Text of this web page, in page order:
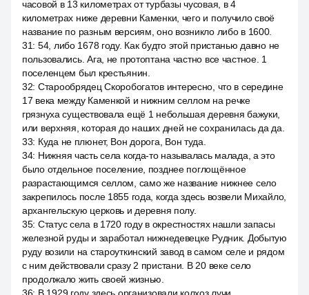
часовой в 13 километрах от турбазы чусовая, в 4
километрах ниже деревни Каменки, чего и получило своё
название по разным версиям, оно возникло либо в 1600.
31: 54, либо 1678 году. Как будто этой пристанью давно не
пользовались. Ага, не протоптана частно все частное. 1
поселенцем был крестьянин.
32: Старообрядец Скоробогатов интересно, что в середине
17 века между Каменкой и нижним селлом на речке
грязнуха существовала ещё 1 небольшая деревня бажуки,
или верхняя, которая до наших дней не сохранилась да да.
33: Куда не плюнет, Вон дорога, Вон туда.
34: Нижняя часть села когда-то называлась малада, а это
было отдельное поселение, позднее поглощённое
разрастающимся селлом, само же название нижнее село
закрепилось после 1855 года, когда здесь возвели Михайло,
архангельскую церковь и деревня полу.
35: Статус села в 1720 году в окрестностях нашли запасы
железной руды и заработал нижнедевецке Рудник. Добытую
руду возили на староуткинский завод в самом селе и рядом
с ним действовали сразу 2 пристани. В 20 веке село
продолжало жить своей жизнью.